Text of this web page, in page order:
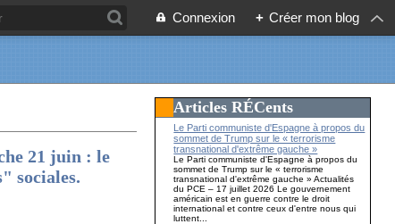
Connexion + Créer mon blog
21 juin : le
sociales.
Articles RÉCents
Le Parti communiste d'Espagne à propos du
sommet de Trump sur le « terrorisme
transnational d'extrême gauche »
Le Parti communiste d'Espagne à propos du
sommet de Trump sur le « terrorisme
transnational d'extrême gauche » Actualités
du PCE – 17 juillet 2026 Le gouvernement
américain est en guerre contre le droit
international et contre ceux d'entre nous qui
luttent...